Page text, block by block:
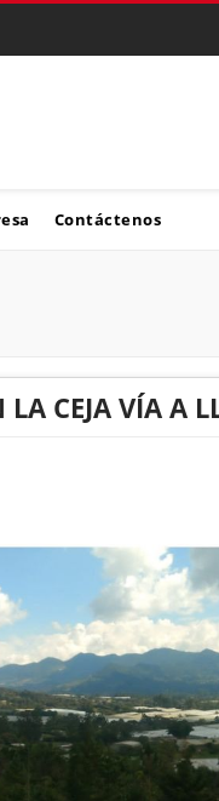
Contáctenos
LA CEJA VÍA A